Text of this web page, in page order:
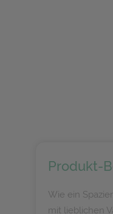
Produkt-
Wie ein
mit lieblichen